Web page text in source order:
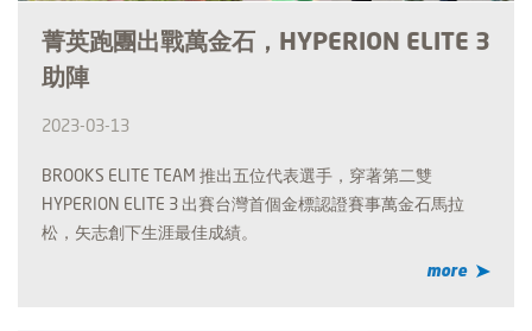
菁英跑團出戰萬金石，HYPERION ELITE 3
助陣
2023-03-13
BROOKS ELITE TEAM 推出五位代表選手，穿著第二雙
HYPERION ELITE 3 出賽台灣首個金標認證賽事萬金石馬拉
松，矢志創下生涯最佳成績。
more